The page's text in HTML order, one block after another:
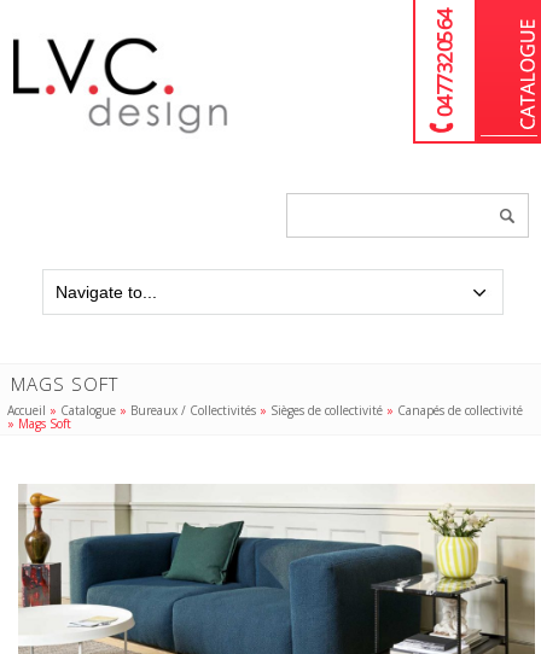
04 77 32 05 64
MAGS SOFT
Accueil » Catalogue » Bureaux / Collectivités » Sièges de collectivité » Canapés de collectivité
» Mags Soft